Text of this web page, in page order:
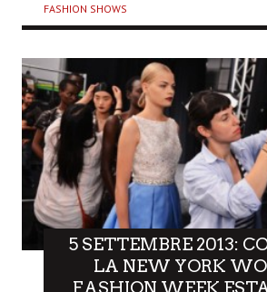
FASHION SHOWS
5 SETTEMBRE 2013:
LA NEW YORK